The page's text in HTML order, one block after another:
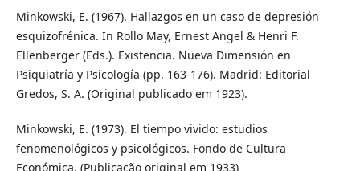
Minkowski, E. (1967). Hallazgos en un caso de depresión
esquizofrénica. In Rollo May, Ernest Angel & Henri F.
Ellenberger (Eds.). Existencia. Nueva Dimensión en
Psiquiatría y Psicología (pp. 163-176). Madrid: Editorial
Gredos, S. A. (Original publicado em 1923).
Minkowski, E. (1973). El tiempo vivido: estudios
fenomenológicos y psicológicos. Fondo de Cultura
Económica. (Publicação original em 1933)